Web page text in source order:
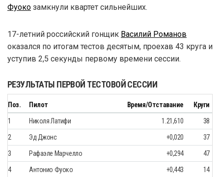
Фуоко замкнули квартет сильнейших.
17-летний российский гонщик Василий Романов
оказался по итогам тестов десятым, проехав 43 круга и
уступив 2,5 секунды первому времени сессии.
РЕЗУЛЬТАТЫ ПЕРВОЙ ТЕСТОВОЙ СЕССИИ
Поз. Пилот Время/Отставание Круги
1 Николя Латифи 1.21,610 38
2 Эд Джонс +0,020 37
3 Рафаэле Марчелло +0,294 47
4 Антонио Фуоко +0,443 14